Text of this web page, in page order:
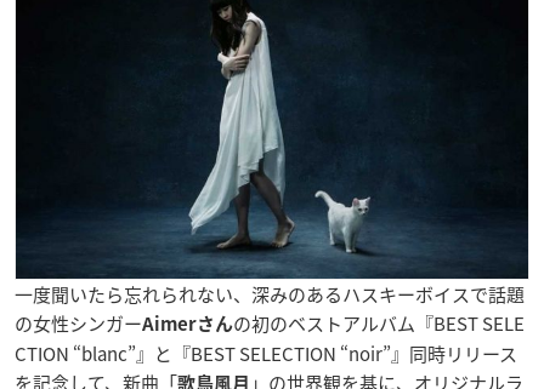
一度聞いたら忘れられない、深みのあるハスキーボイスで話題
の女性シンガーAimerさんの初のベストアルバム『BEST SELE
CTION “blanc”』と『BEST SELECTION “noir”』同時リリース
を記念して、新曲「歌鳥風月 」の世界観を基に、オリジナルラ